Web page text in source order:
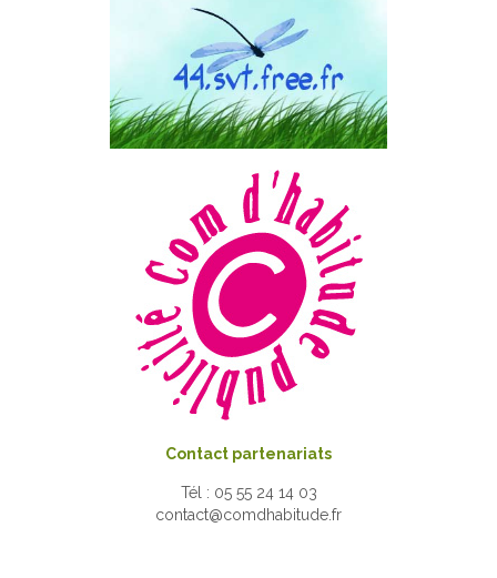
Contact partenariats
Tél : 05 55 24 14 03
contact@comdhabitude.fr